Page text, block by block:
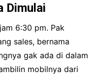
Dimulai
6:30 pm. Pak
sales, bernama
gak ada di dalam
mobilnya dari